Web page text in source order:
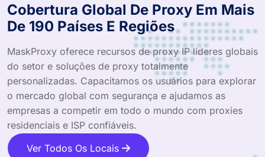
Cobertura Global De Proxy Em Mais
De 190 Países E Regiões
MaskProxy oferece recursos de proxy IP líderes globais
do setor e soluções de proxy totalmente
personalizadas. Capacitamos os usuários para explorar
o mercado global com segurança e ajudamos as
empresas a competir em todo o mundo com proxies
residenciais e ISP confiáveis.
Ver Todos Os Locais